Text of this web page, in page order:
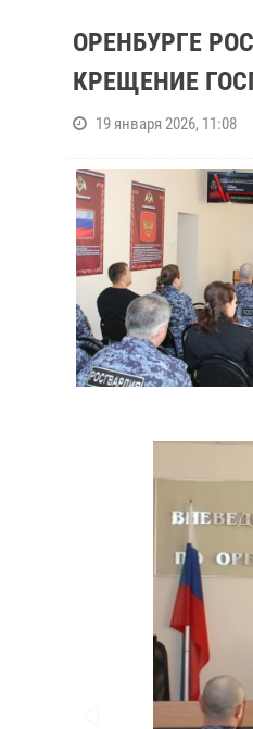
ОРЕНБУРГЕ
КРЕЩЕНИЕ
19 января 2026, 11:08